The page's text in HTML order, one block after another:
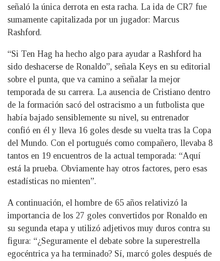
señaló la única derrota en esta racha. La ida de CR7 fue
sumamente capitalizada por un jugador: Marcus
Rashford.
“Si Ten Hag ha hecho algo para ayudar a Rashford ha
sido deshacerse de Ronaldo”, señala Keys en su editorial
sobre el punta, que va camino a señalar la mejor
temporada de su carrera. La ausencia de Cristiano dentro
de la formación sacó del ostracismo a un futbolista que
había bajado sensiblemente su nivel, su entrenador
confió en él y lleva 16 goles desde su vuelta tras la Copa
del Mundo. Con el portugués como compañero, llevaba 8
tantos en 19 encuentros de la actual temporada: “Aquí
está la prueba. Obviamente hay otros factores, pero esas
estadísticas no mienten”.
A continuación, el hombre de 65 años relativizó la
importancia de los 27 goles convertidos por Ronaldo en
su segunda etapa y utilizó adjetivos muy duros contra su
figura: “¿Seguramente el debate sobre la superestrella
egocéntrica ya ha terminado? Sí, marcó goles después de